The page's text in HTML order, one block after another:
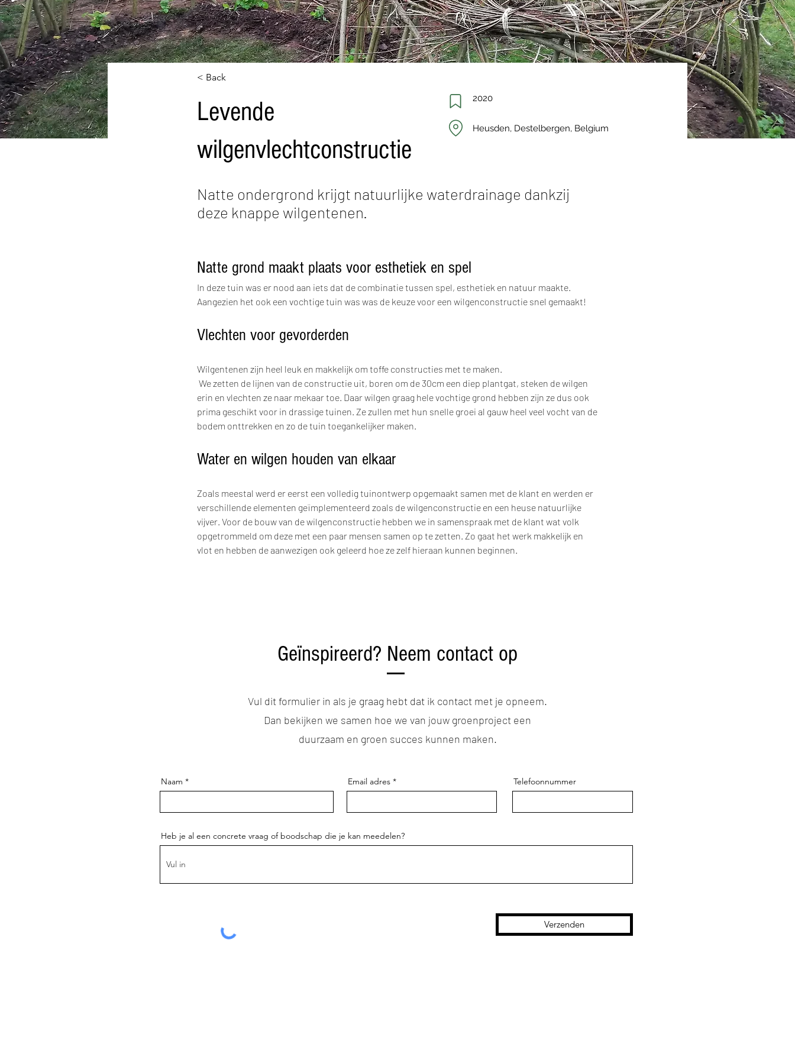
< Back
Levende
wilgenvlechtconstructie
2020
Heusden, Destelbergen, Belgium
Natte ondergrond krijgt natuurlijke waterdrainage dankzij
deze knappe wilgentenen.
Natte grond maakt plaats voor esthetiek en spel
In deze tuin was er nood aan iets dat de combinatie tussen spel, esthetiek en natuur maakte.
Aangezien het ook een vochtige tuin was was de keuze voor een wilgenconstructie snel gemaakt!
​Vlechten voor gevorderden
Wilgentenen zijn heel leuk en makkelijk om toffe constructies met te maken.
erin en vlechten ze naar mekaar toe. Daar wilgen graag hele vochtige grond hebben zijn ze dus ook
prima geschikt voor in drassige tuinen. Ze zullen met hun snelle groei al gauw heel veel vocht van de
bodem onttrekken en zo de tuin toegankelijker maken.
Water en wilgen houden van elkaar
Zoals meestal werd er eerst een volledig tuinontwerp opgemaakt samen met de klant en werden er
verschillende elementen geïmplementeerd zoals de wilgenconstructie en een heuse natuurlijke
vijver. Voor de bouw van de wilgenconstructie hebben we in samenspraak met de klant wat volk
opgetrommeld om deze met een paar mensen samen op te zetten. Zo gaat het werk makkelijk en
vlot en hebben de aanwezigen ook geleerd hoe ze zelf hieraan kunnen beginnen.
Geïnspireerd? Neem contact op
Vul dit formulier in als je graag hebt dat ik contact met je opneem.
Dan bekijken we samen hoe we van jouw groenproject een
duurzaam en groen succes kunnen maken.
Naam Email adres Telefoonnummer
Heb je al een concrete vraag of boodschap die je kan meedelen?
Verzenden